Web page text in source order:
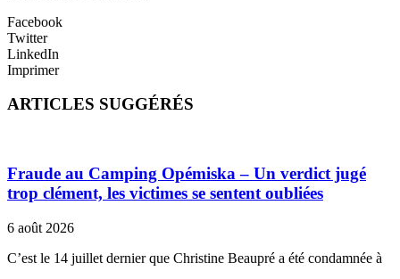
Facebook
Twitter
LinkedIn
Imprimer
ARTICLES SUGGÉRÉS
Fraude au Camping Opémiska – Un verdict jugé
trop clément, les victimes se sentent oubliées
6 août 2026
C’est le 14 juillet dernier que Christine Beaupré a été condamnée à